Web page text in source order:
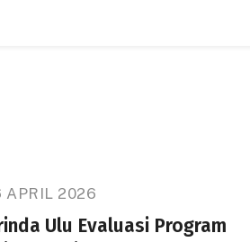
APRIL 2026
Ulu Evaluasi Program